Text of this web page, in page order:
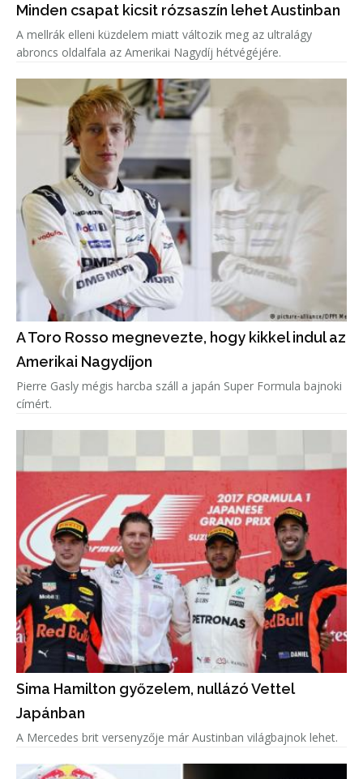
Minden csapat kicsit rózsaszín lehet Austinban
A mellrák elleni küzdelem miatt változik meg az ultralágy
abroncs oldalfala az Amerikai Nagydíj hétvégéjére.
A Toro Rosso megnevezte, hogy kikkel indul az
Amerikai Nagydíjon
Pierre Gasly mégis harcba száll a japán Super Formula bajnoki
címért.
Sima Hamilton győzelem, nullázó Vettel
Japánban
A Mercedes brit versenyzője már Austinban világbajnok lehet.